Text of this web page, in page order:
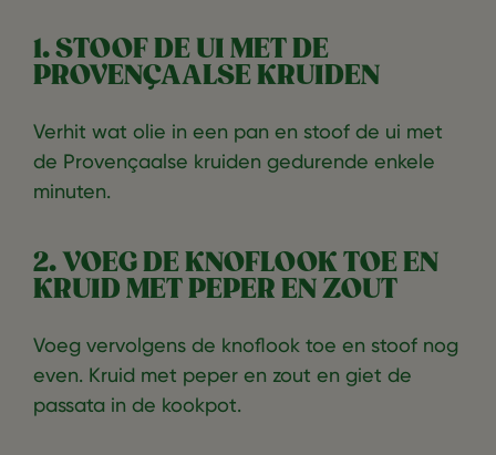
1. STOOF DE UI MET DE
PROVENÇAALSE KRUIDEN
Verhit wat olie in een pan en stoof de ui met
de Provençaalse kruiden gedurende enkele
minuten.
2. VOEG DE KNOFLOOK TOE EN
KRUID MET PEPER EN ZOUT
Voeg vervolgens de knoflook toe en stoof nog
even. Kruid met peper en zout en giet de
passata in de kookpot.